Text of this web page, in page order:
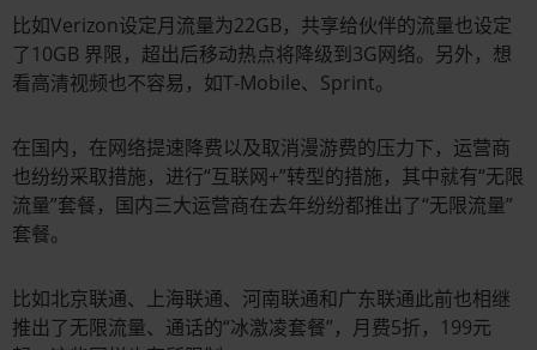
比如Verizon设定月流量为22GB，共享给伙伴的流量也设定
了10GB 界限，超出后移动热点将降级到3G网络。另外，想
看高清视频也不容易，如T-Mobile、Sprint。
在国内，在网络提速降费以及取消漫游费的压力下，运营商
也纷纷采取措施，进行“互联网+”转型的措施，其中就有“无限
流量”套餐，国内三大运营商在去年纷纷都推出了“无限流量”
套餐。
比如北京联通、上海联通、河南联通和广东联通此前也相继
推出了无限流量、通话的“冰激凌套餐”，月费5折，199元